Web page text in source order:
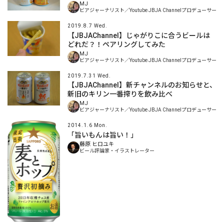
MJ
ビアジャーナリスト／Youtube JBJA Channelプロデューサー
2019.8.7 Wed.
【JBJAChannel】じゃがりこに合うビールは
どれだ？！ペアリングしてみた
MJ
ビアジャーナリスト／Youtube JBJA Channelプロデューサー
2019.7.31 Wed.
【JBJAChannel】新チャンネルのお知らせと、
新旧のキリン一番搾りを飲み比べ
MJ
ビアジャーナリスト／Youtube JBJA Channelプロデューサー
2014.1.6 Mon.
「旨いもんは旨い！」
藤原 ヒロユキ
ビール評論家・イラストレーター